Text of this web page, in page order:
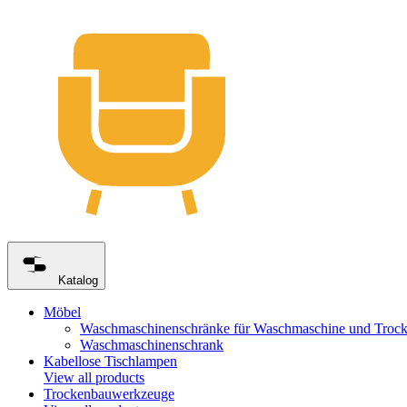
Katalog
Möbel
Waschmaschinenschränke für Waschmaschine und
Waschmaschinenschrank
Kabellose Tischlampen
View all products
Trockenbauwerkzeuge